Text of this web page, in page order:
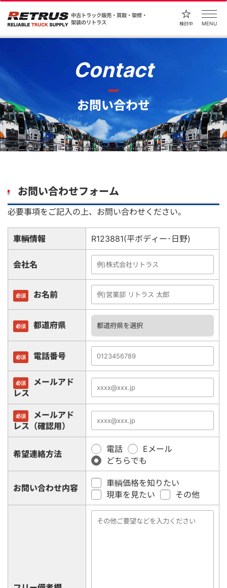
中古トラック販売・買取・架修・
架装のリトラス
検討中 MENU
Contact
お問い合わせ
お問い合わせフォーム
必要事項をご記入の上、お問い合わせください。
車輌情報 R123881(平ボディー･日野)
会社名
必須 お名前
必須 都道府県
必須 電話番号
必須
メールアド
レス
必須
メールアド
レス（確認用）
希望連絡方法
電話
Eメール
どちらでも
お問い合わせ内容
車輌価格を知りたい
現車を見たい
その他